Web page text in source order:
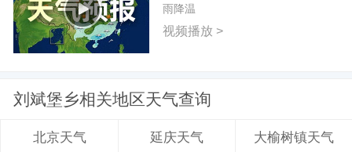
雨降温
视频播放 >
刘斌堡乡相关地区天气查询
北京天气 延庆天气 大榆树镇天气